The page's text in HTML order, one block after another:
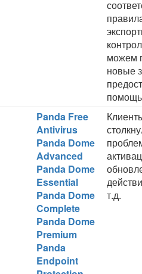
можем
новые
Panda Free
Antivirus
Panda Dome
Advanced
Panda Dome
Essential
Panda Dome
Complete
Panda Dome
Premium
Panda
Endpoint
т.д.